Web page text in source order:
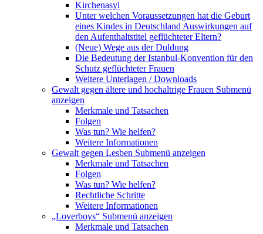
Kirchenasyl
Unter welchen Voraussetzungen hat die Geburt
eines Kindes in Deutschland Auswirkungen auf
den Aufenthaltstitel geflüchteter Eltern?
(Neue) Wege aus der Duldung
Die Bedeutung der Istanbul-Konvention für den
Schutz geflüchteter Frauen
Weitere Unterlagen / Downloads
Gewalt gegen ältere und hochaltrige Frauen Submenü
anzeigen
Merkmale und Tatsachen
Folgen
Was tun? Wie helfen?
Weitere Informationen
Gewalt gegen Lesben Submenü anzeigen
Merkmale und Tatsachen
Folgen
Was tun? Wie helfen?
Rechtliche Schritte
Weitere Informationen
„Loverboys“ Submenü anzeigen
Merkmale und Tatsachen